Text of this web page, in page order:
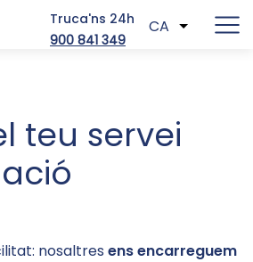
Truca'ns 24h
900 841 349
CA Llista les
teu servei
nosaltres ens encarreguem